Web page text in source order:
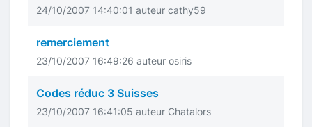
24/10/2007 14:40:01 auteur cathy59
remerciement
23/10/2007 16:49:26 auteur osiris
Codes réduc 3 Suisses
23/10/2007 16:41:05 auteur Chatalors